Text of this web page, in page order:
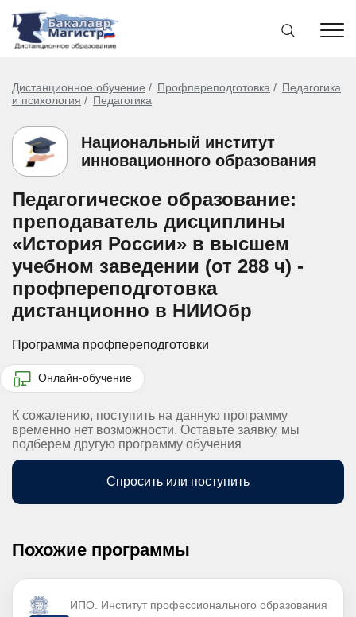
Дистанционное обучение Профпереподготовка
Педагогика
и психология
Педагогика
Национальный институт
инновационного образования
Педагогическое образование:
преподаватель дисциплины
«История России» в высшем
учебном заведении (от 288 ч) -
профпереподготовка
дистанционно в НИИОбр
Программа профпереподготовки
Онлайн-обучение
К сожалению, поступить на данную программу
временно нет возможности. Оставьте заявку, мы
подберем другую программу обучения
Спросить или поступить
Похожие программы
ИПО. Институт профессионального образования